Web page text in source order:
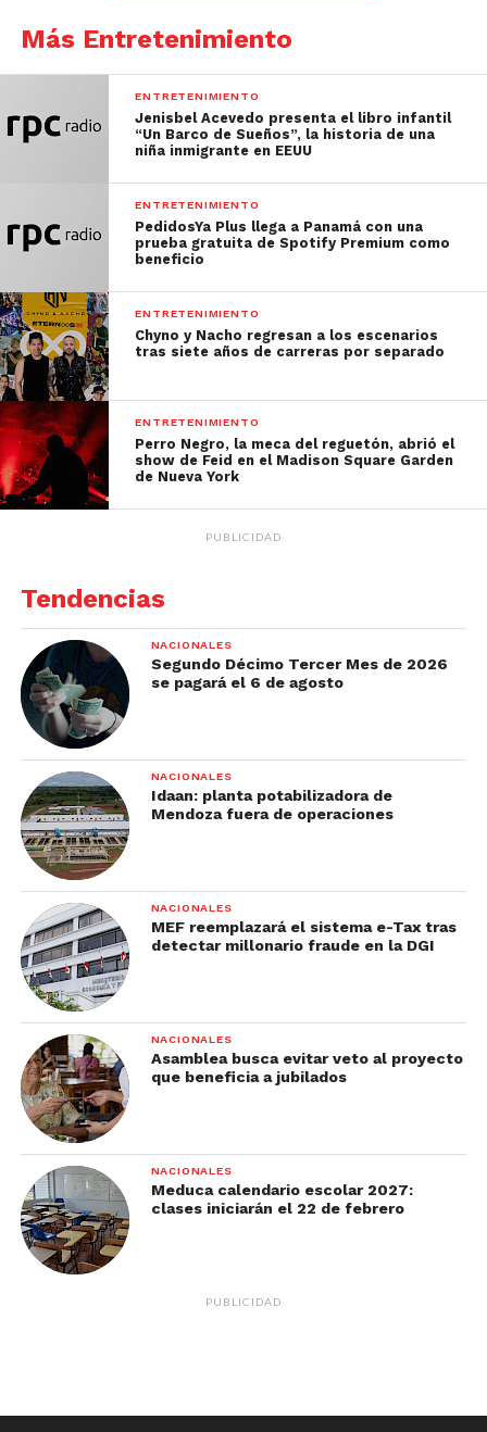
Más Entretenimiento
ENTRETENIMIENTO
Jenisbel Acevedo presenta el libro infantil
“Un Barco de Sueños”, la historia de una
niña inmigrante en EEUU
ENTRETENIMIENTO
PedidosYa Plus llega a Panamá con una
prueba gratuita de Spotify Premium como
beneficio
ENTRETENIMIENTO
Chyno y Nacho regresan a los escenarios
tras siete años de carreras por separado
ENTRETENIMIENTO
Perro Negro, la meca del reguetón, abrió el
show de Feid en el Madison Square Garden
de Nueva York
PUBLICIDAD
Tendencias
NACIONALES
Segundo Décimo Tercer Mes de 2026
se pagará el 6 de agosto
NACIONALES
Idaan: planta potabilizadora de
Mendoza fuera de operaciones
NACIONALES
MEF reemplazará el sistema e-Tax tras
detectar millonario fraude en la DGI
NACIONALES
Asamblea busca evitar veto al proyecto
que beneficia a jubilados
NACIONALES
Meduca calendario escolar 2027:
clases iniciarán el 22 de febrero
PUBLICIDAD